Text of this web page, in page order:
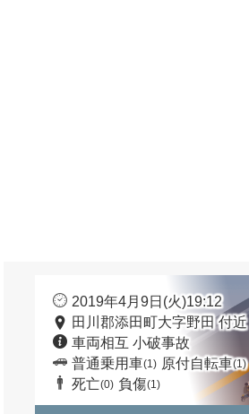
2019年4月9日(火)19:12
田川郡添田町大字野田 付近
車両相互 小破事故
普通乗用車(1) 原付自転車(1)
死亡(0) 負傷(1)